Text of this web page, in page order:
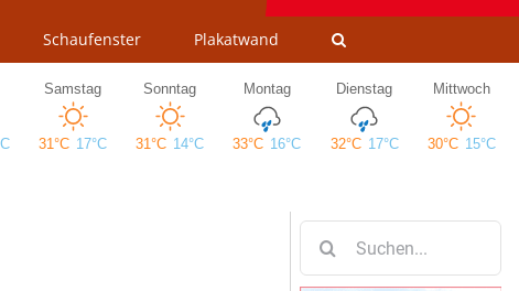
Schaufenster Plakatwand
nach: